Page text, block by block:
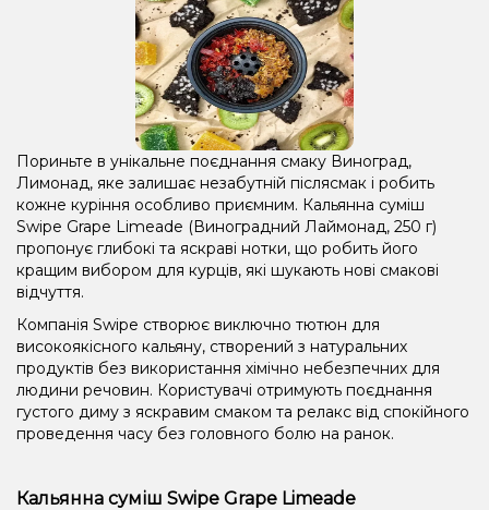
Пориньте в унікальне поєднання смаку Виноград,
Лимонад, яке залишає незабутній післясмак і робить
кожне куріння особливо приємним. Кальянна суміш
Swipe Grape Limeade (Виноградний Лаймонад, 250 г)
пропонує глибокі та яскраві нотки, що робить його
кращим вибором для курців, які шукають нові смакові
відчуття.
Компанія Swipe створює виключно тютюн для
високоякісного кальяну, створений з натуральних
продуктів без використання хімічно небезпечних для
людини речовин. Користувачі отримують поєднання
густого диму з яскравим смаком та релакс від спокійного
проведення часу без головного болю на ранок.
Кальянна суміш Swipe Grape Limeade